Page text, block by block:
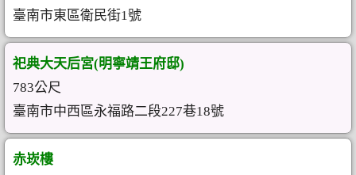
臺南市東區衛民街1號
祀典大天后宮(明寧靖王府邸)
783公尺
臺南市中西區永福路二段227巷18號
赤崁樓